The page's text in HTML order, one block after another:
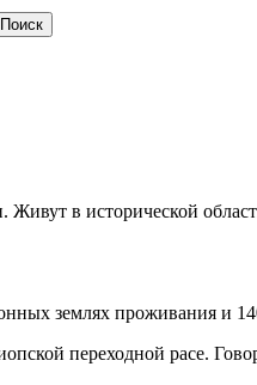
в исторической
землях проживания и
переходной расе.